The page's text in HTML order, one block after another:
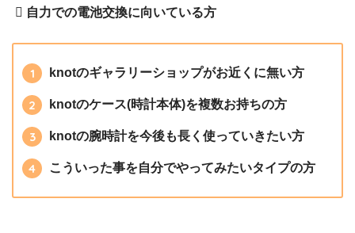
自力での電池交換に向いている方
knotのギャラリーショップがお近くに無い方
knotのケース(時計本体)を複数お持ちの方
knotの腕時計を今後も長く使っていきたい方
こういった事を自分でやってみたいタイプの方